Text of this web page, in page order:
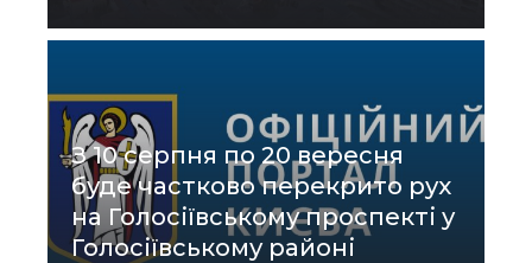
З 10 серпня по 20 вересня
буде частково перекрито рух
на Голосіївському проспекті у
Голосіївському районі